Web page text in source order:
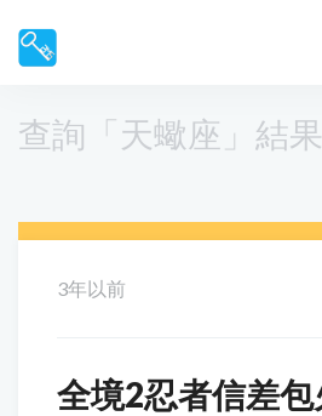
查詢「天蠍座」結果
3年以前
全境2忍者信差